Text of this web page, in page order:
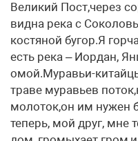
Великий Пост,через
видна река с
костяной бугор.Я
есть река – Иордан,
омой.Муравьи-
траве муравьев
молоток,он им нужен
теперь, мой друг, мне